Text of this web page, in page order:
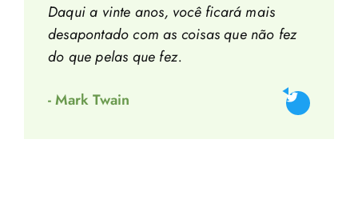
Daqui a vinte anos, você ficará mais
desapontado com as coisas que não fez
do que pelas que fez.
- Mark Twain